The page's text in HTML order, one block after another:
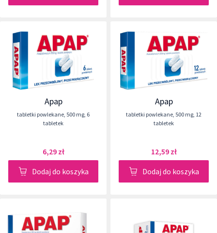
Apap
tabletki powlekane, 500 mg, 6
tabletek
6,29 zł
Dodaj do koszyka
Apap
tabletki powlekane, 500 mg, 12
tabletek
12,59 zł
Dodaj do koszyka